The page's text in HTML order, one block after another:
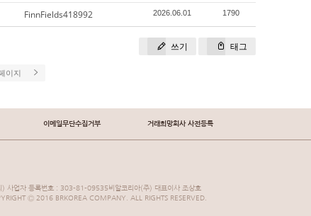
FinnFields418992 2026.06.01 1790
쓰기 태그
이지
이메일무단수집거부 거래희망회사 사전등록
사업자 등록번호 : 303-81-09535비알코리아(주) 대표이사 조상호
Ⓒ 2016 BRKOREA COMPANY. ALL RIGHTS RESERVED.